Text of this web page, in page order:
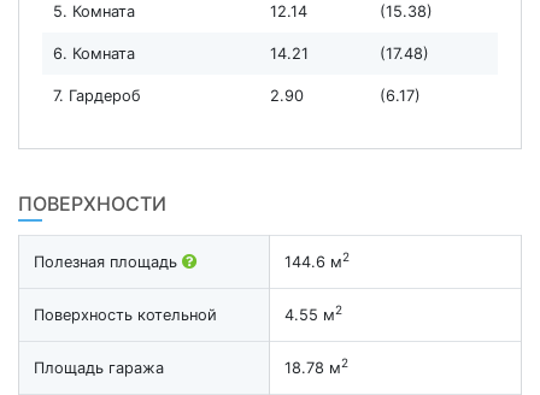
5. Комната 12.14 (15.38)
6. Комната 14.21 (17.48)
7. Гардероб 2.90 (6.17)
ПОВЕРХНОСТИ
Полезная площадь 144.6 м2
Поверхность котельной 4.55 м2
Площадь гаража 18.78 м2